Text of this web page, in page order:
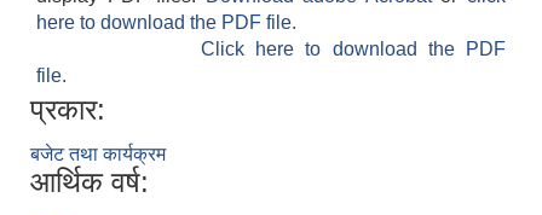
here to download the PDF file.
Click here to download the PDF
file.
प्रकार:
बजेट तथा कार्यक्रम
आर्थिक वर्ष: